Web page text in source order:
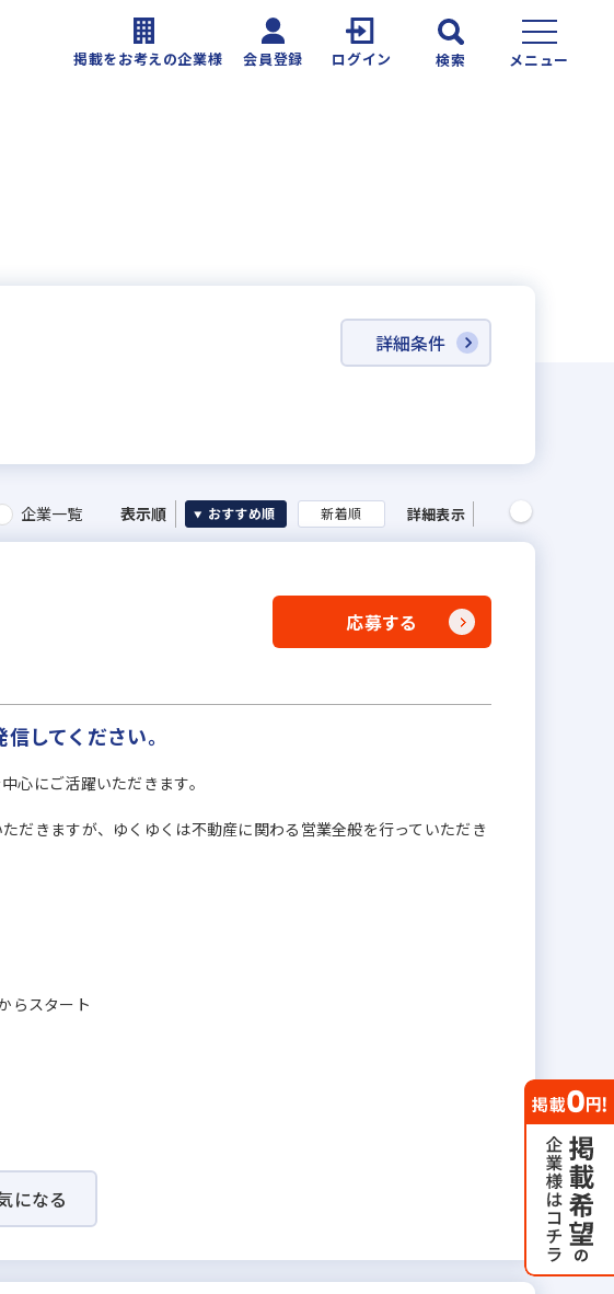
掲載をお考えの企業様 会員登録 ログイン 検索 メニュー
詳細条件
企業一覧 表示順 おすすめ順 新着順 詳細表示
応募する
してください。
心にご活躍いただきます。
だきますが、ゆくゆくは不動産に関わる営業全般を行っていただき
らスタート
になる